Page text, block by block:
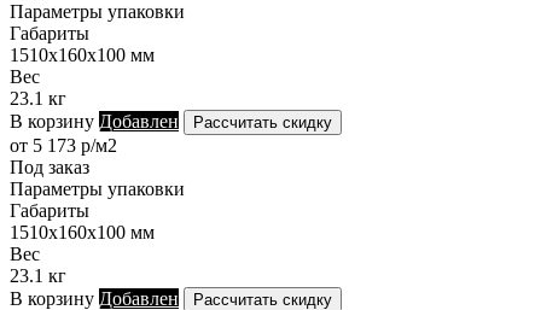
Параметры упаковки
Габариты
1510х160х100 мм
Вес
23.1 кг
В корзину Добавлен Рассчитать скидку
от 5 173 р/м2
Под заказ
Параметры упаковки
Габариты
1510х160х100 мм
Вес
23.1 кг
В корзину Добавлен Рассчитать скидку